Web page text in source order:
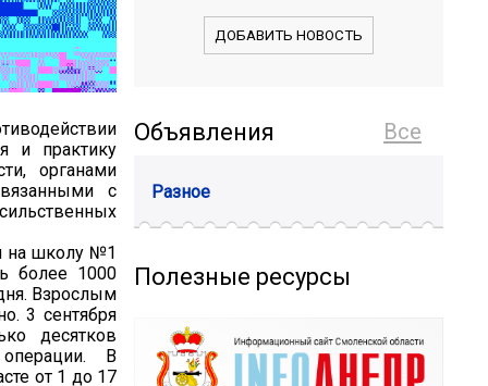
и практику
органами
с
на школу №1
более 1000
Взрослым
3 сентября
десятков
операции. В
от 1 до 17
ДОБАВИТЬ НОВОСТЬ
Все
Объявления
Разное
Полезные ресурсы